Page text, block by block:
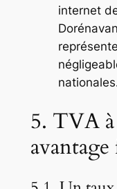
internet
5. TVA
avantage